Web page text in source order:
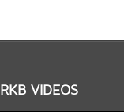
RKB VIDEOS